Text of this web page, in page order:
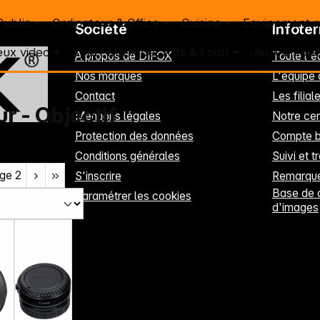
Ordinateur & Office Cuisine Equipement
video Sport Musique, Arts & Loisir Jeux &
- Objectif
2
Société
A propos de DIFOX
Nos marques
Contact
Mentions légales
Protection des données
Conditions générales
S'inscrire
Paramétrer les cookies
Toute
L'équipe
Les
Notre
Compte
Suivi et
Base de
d'images